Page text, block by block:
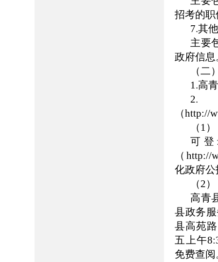
招考的
7.其
主要
政府信息
（二
1.高
2.
（http://
（1
可
（http://
化政府
（2
高青
县政务
县高苑
五上午
免费查阅